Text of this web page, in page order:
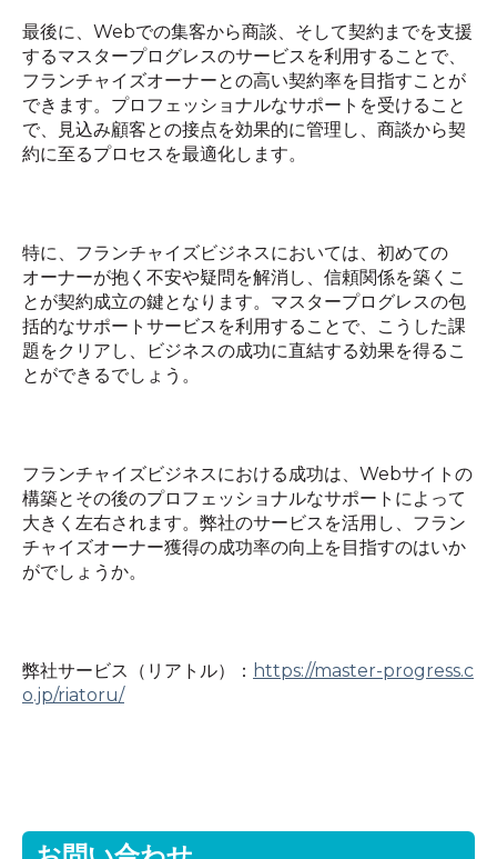
最後に、 Webでの集客から商談、そして契約までを支援
するマスタープログレスのサービスを利用することで、
フランチャイズオーナーとの高い契約率を目指すことが
できます。プロフェッショナルなサポートを受けること
で、見込み顧客との接点を効果的に管理し、商談から契
約に至るプロセスを最適化します。
特に、フランチャイズビジネスにおいては、初めての
オーナーが抱く不安や疑問を解消し、信頼関係を築くこ
とが契約成立の鍵となります。マスタープログレスの包
括的なサポートサービスを利用することで、こうした課
題をクリアし、ビジネスの成功に直結する効果を得るこ
とができるでしょう。
フランチャイズビジネスにおける成功は、 Webサイトの
構築とその後のプロフェッショナルなサポートによって
大きく左右されます。弊社のサービスを活用し、フラン
チャイズオーナー獲得の成功率の向上を目指すのはいか
がでしょうか。
弊社サービス（リアトル）： https://master-progress.c
o.jp/riatoru/